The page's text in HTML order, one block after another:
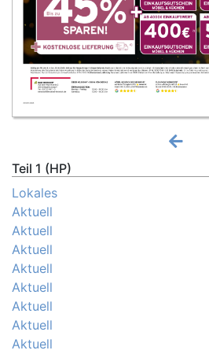
Teil 1 (HP)
Lokales
Aktuell
Aktuell
Aktuell
Aktuell
Aktuell
Aktuell
Aktuell
Aktuell